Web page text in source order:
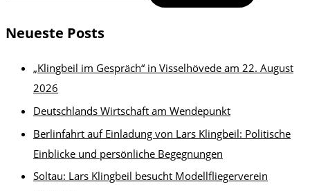
Neueste Posts
„Klingbeil im Gespräch“ in Visselhövede am 22. August
2026
Deutschlands Wirtschaft am Wendepunkt
Berlinfahrt auf Einladung von Lars Klingbeil: Politische
Einblicke und persönliche Begegnungen
Soltau: Lars Klingbeil besucht Modellfliegerverein